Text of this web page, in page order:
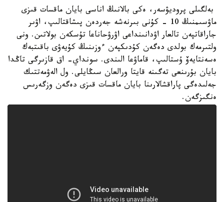
بەلگىلى پروديۋسەر، ەكى بالانىڭ اناسى بايان ماقسات قىزى
ماۋسىمنىڭ 10 - كۇنى بىرنەشە جەردەن پىشاقتالىپ، اۋىر
جاراقاتپەن تالعار اۋدانىنداعى اۋرۋحاناعا تۇسكەن بولاتىن. ونى
ولتىرمەك بولدى دەگەن كۇدىكپەن ءوزىنىڭ كۇيەۋى باقىتبەك
ەسەنتايەۆ ۇستالىپ، قاماۋعا الىندى. سونداي- اق قازىرگى تاڭدا
بايان بۇرىنعى تەگىنە قايتا ورالعان سىڭايلى. ول الەۋمەتتىك
جەلىدەگى پاراقشالارىنا بايان ماقسات قىزى دەگەن وزگەرىس
ەنگىزگەن.